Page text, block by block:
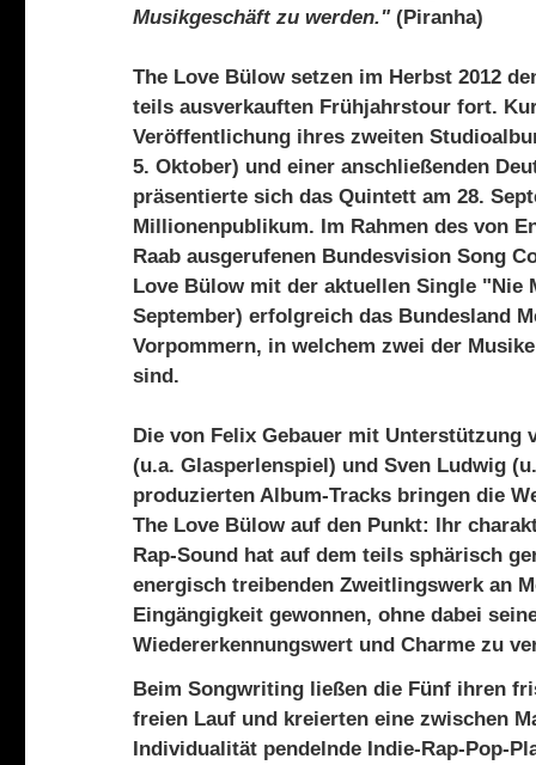
Musikgeschäft zu werden." (Piranha)
The Love Bülow setzen im Herbst 2012
teils ausverkauften Frühjahrstour fort.
Veröffentlichung ihres zweiten
5. Oktober) und einer anschließenden
präsentierte sich das Quintett am 28.
Millionenpublikum. Im Rahmen des von
Raab ausgerufenen Bundesvision Song
Love Bülow mit der aktuellen Single "Nie
September) erfolgreich das Bundesland
Vorpommern, in welchem zwei der
sind.
Die von Felix Gebauer mit Unterstützung
(u.a. Glasperlenspiel) und Sven Ludwig
produzierten Album-Tracks bringen die
The Love Bülow auf den Punkt: Ihr
Rap-Sound hat auf dem teils sphärisch
energisch treibenden Zweitlingswerk an
Eingängigkeit gewonnen, ohne dabei
Wiedererkennungswert und Charme zu
Beim Songwriting ließen die Fünf ihren
freien Lauf und kreierten eine zwischen
Individualität pendelnde Indie-Rap-Pop-